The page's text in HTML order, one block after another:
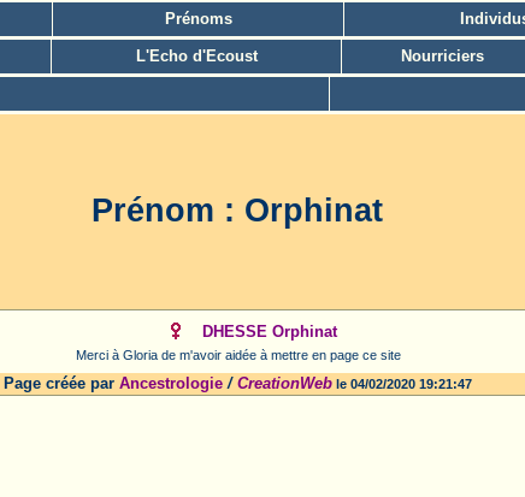
Prénoms
L'Echo d'Ecoust Nourriciers
Prénom : Orphinat
DHESSE Orphinat
Merci à Gloria de m'avoir aidée à mettre en page ce site
Page créée par Ancestrologie/ CreationWeble 04/02/2020 19:21:47